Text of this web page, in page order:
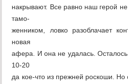
накрывают. Все равно наш герой
тамо-
женником, ловко разоблачает
новая
афера. И она не удалась.
10-20
да кое-что из прежней роскоши.